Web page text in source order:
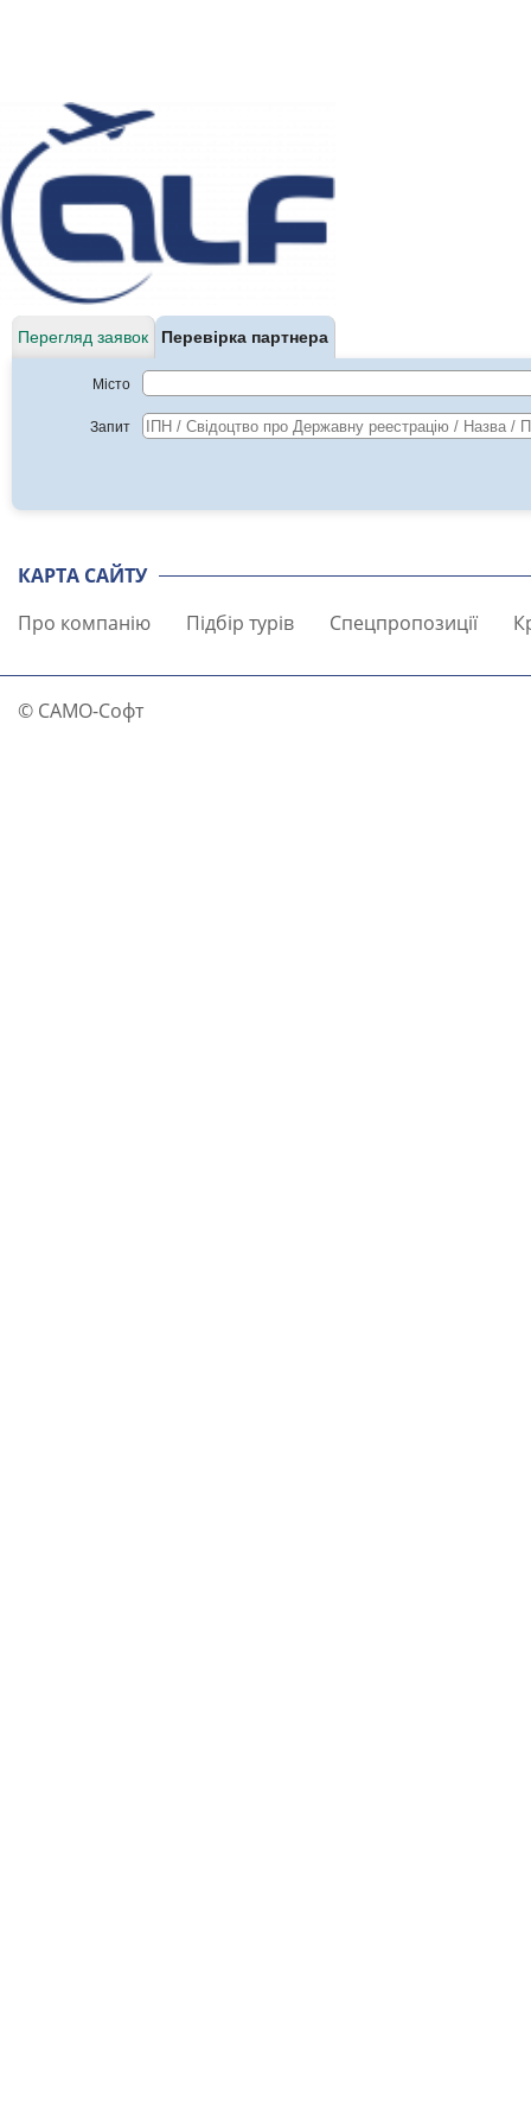
Перегляд заявок Перевірка партнера
Місто
Запит
КАРТА САЙТУ
Про компанію
Підбір турів Спецпропозиції
© САМО-Софт